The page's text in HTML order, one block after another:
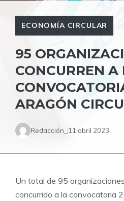
ECONOMÍA CIRCULAR
95
CONCURREN A
ARAGÓN
Redacción_ 11 abril 2023
Un total de 95
concurrido a la convocatoria